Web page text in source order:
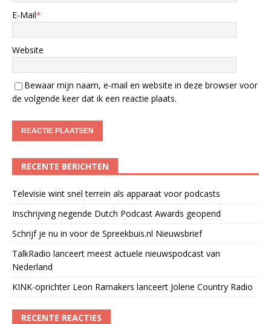
E-Mail*
Website
Bewaar mijn naam, e-mail en website in deze browser voor
de volgende keer dat ik een reactie plaats.
RECENTE BERICHTEN
Televisie wint snel terrein als apparaat voor podcasts
Inschrijving negende Dutch Podcast Awards geopend
Schrijf je nu in voor de Spreekbuis.nl Nieuwsbrief
TalkRadio lanceert meest actuele nieuwspodcast van
Nederland
KINK-oprichter Leon Ramakers lanceert Jolene Country Radio
RECENTE REACTIES